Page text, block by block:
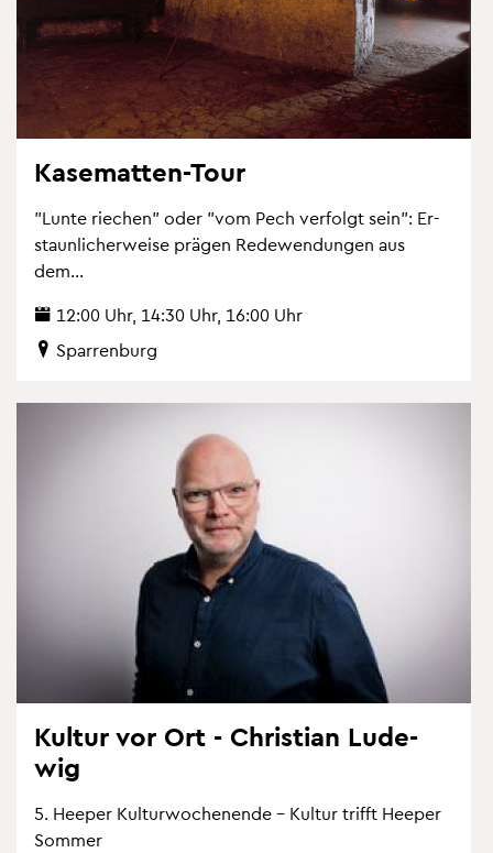
Ka­se­mat­ten-Tour
"Lunte rie­chen" oder "vom Pech ver­folgt sein": Er­
staun­li­cher­wei­se prä­gen Re­de­wen­dun­gen aus
dem...
12:00 Uhr, 14:30 Uhr, 16:00 Uhr
Spar­ren­burg
Kul­tur vor Ort - Chris­ti­an Lu­de­
wig
5. Hee­per Kul­tur­wo­chen­en­de – Kul­tur trifft Hee­per
Som­mer